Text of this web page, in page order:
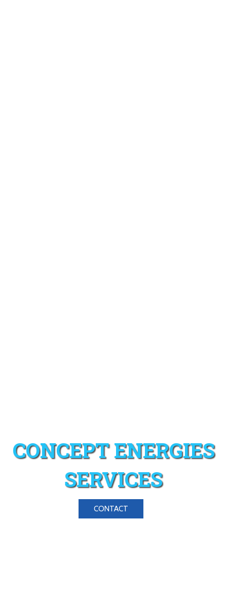
CONCEPT ENERGIES
SERVICES
CONTACT